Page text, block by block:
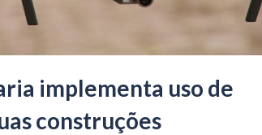
implementa uso de
construções